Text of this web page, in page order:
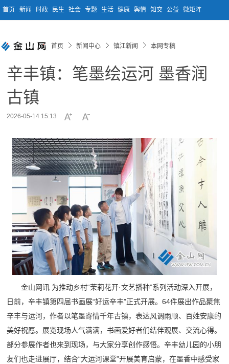
首页 新闻 时政 民生 社会 专题 生活 健康 舆情 知交 公益 微矩阵
首页 新闻中心 镇江新闻 本网专稿
辛丰镇：笔墨绘运河 墨香润
古镇
2026-05-14 15:13
金山网讯 为推动乡村“茉莉花开·文艺播种”系列活动深入开展，
日前，辛丰镇第四届书画展“好运辛丰”正式开展。64件展出作品聚焦
辛丰与运河，作者以笔墨寄情千年古镇，表达风调雨顺、百姓安康的
美好祝愿。展览现场人气满满，书画爱好者们结伴观展、交流心得。
部分参展作者也来到现场，与大家分享创作感悟。辛丰幼儿园的小朋
友们也走进展厅，结合“大运河课堂”开展美育启蒙，在墨香中感受家